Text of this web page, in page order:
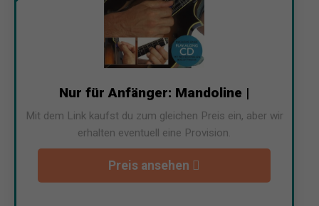
Nur für Anfänger: Mandoline |
Mit dem Link kaufst du zum gleichen Preis ein, aber wir
erhalten eventuell eine Provision.
Preis ansehen